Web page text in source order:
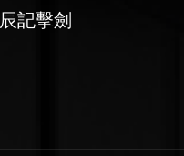
辰記擊劍